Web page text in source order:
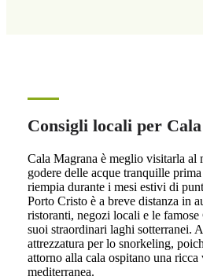
Consigli locali per
Cala Magrana è meglio visitarla al
godere delle acque tranquille
riempia durante i mesi estivi di
Porto Cristo è a breve distanza in
ristoranti, negozi locali e le
suoi straordinari laghi sotterranei.
attrezzatura per lo snorkeling,
attorno alla cala ospitano una
mediterranea.